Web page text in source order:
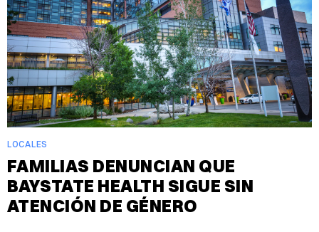
LOCALES
FAMILIAS DENUNCIAN QUE
BAYSTATE HEALTH SIGUE SIN
ATENCIÓN DE GÉNERO